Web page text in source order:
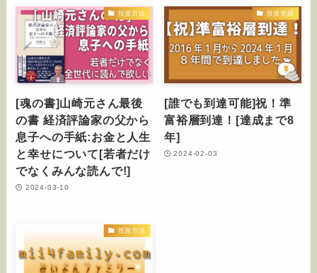
投資方法
[魂の書]山崎元さん最後
の書 経済評論家の父から
息子への手紙:お金と人生
と幸せについて[若者だけ
でなくみんな読んで!]
2024-03-10
投資実績
[誰でも到達可能]祝！準
富裕層到達！[達成まで8
年]
2024-02-03
投資方法